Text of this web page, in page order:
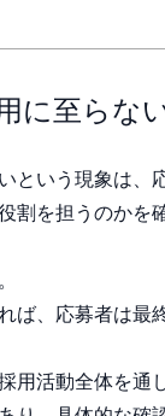
に至らな
という現象は、
割を担うのかを
ば、応募者は最
用活動全体を通